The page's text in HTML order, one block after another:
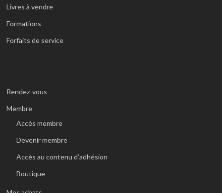
Livres à vendre
Formations
Forfaits de service
Rendez-vous
Membre
Accès membre
Devenir membre
Accès au contenu d’adhésion
Boutique